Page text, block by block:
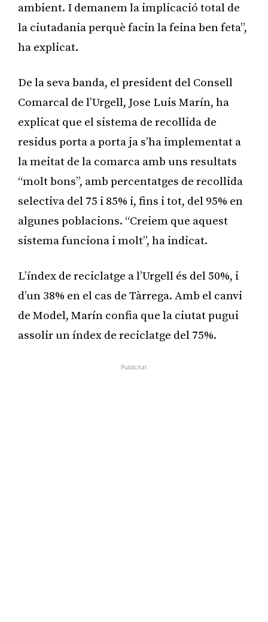
ambient. I demanem la implicació total de
la ciutadania perquè facin la feina ben feta”,
ha explicat.
De la seva banda, el president del Consell
Comarcal de l’Urgell, Jose Luis Marín, ha
explicat que el sistema de recollida de
residus porta a porta ja s’ha implementat a
la meitat de la comarca amb uns resultats
“molt bons”, amb percentatges de recollida
selectiva del 75 i 85% i, fins i tot, del 95% en
algunes poblacions. “Creiem que aquest
sistema funciona i molt”, ha indicat.
L’índex de reciclatge a l’Urgell és del 50%, i
d’un 38% en el cas de Tàrrega. Amb el canvi
de Model, Marín confia que la ciutat pugui
assolir un índex de reciclatge del 75%.
Publicitat